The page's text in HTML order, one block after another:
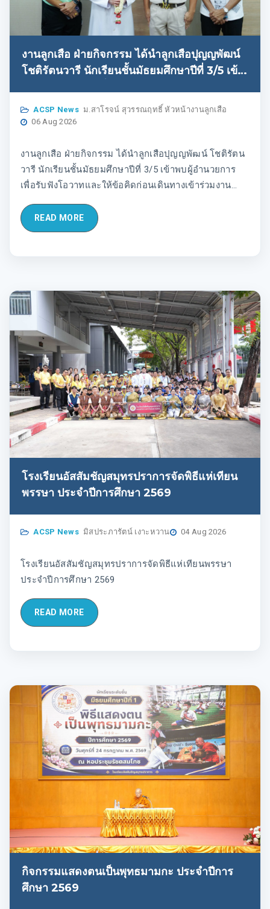
งานลูกเสือ ฝ่ายกิจกรรม ได้นำลูกเสือปุญญพัฒน์
โชติรัตนวารี นักเรียนชั้นมัธยมศึกษาปีที่ 3/5 เข้า
ก่อนเดินทางเข้าร่วมงานชุมนุมลูกเสือระหว่าง
ประเทศ Chamboree 2026
ACSP News ม.สาโรจน์ สุวรรณฤทธิ์ หัวหน้างานลูกเสือ
06 Aug 2026
งานลูกเสือ ฝ่ายกิจกรรม ได้นำลูกเสือปุญญพัฒน์ โชติรัตน
วารี นักเรียนชั้นมัธยมศึกษาปีที่ 3/5 เข้าพบผู้อำนวยการ
เพื่อรับฟังโอวาทและให้ข้อคิดก่อนเดินทางเข้าร่วมงาน
READ MORE
โรงเรียนอัสสัมชัญสมุทรปราการจัดพิธีแห่เทียน
พรรษา ประจำปีการศึกษา 2569
ACSP News มิสประภารัตน์ เงาะหวาน 04 Aug 2026
โรงเรียนอัสสัมชัญสมุทรปราการจัดพิธีแห่เทียนพรรษา
ประจำปีการศึกษา 2569
READ MORE
กิจกรรมแสดงตนเป็นพุทธมามกะ ประจำปีการ
ศึกษา 2569